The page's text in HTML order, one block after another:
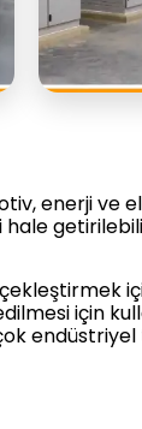
enerji ve
için